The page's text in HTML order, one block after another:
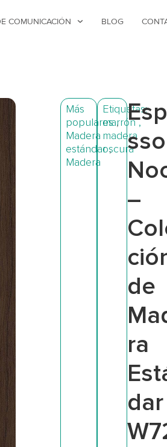
COMUNICACIÓN BLOG
Más
populares,
Madera
estándar,
Madera
Etiquetas:
marrón,
madera
oscurasso
–
de
ra
dar